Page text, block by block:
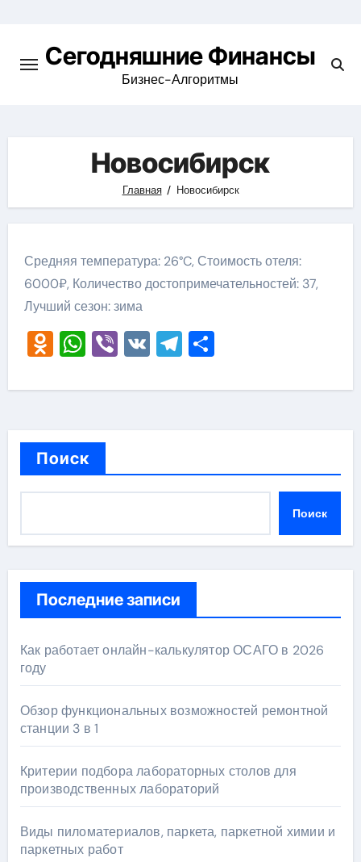
содержимомуСегодняшние Финансы
Бизнес-Алгоритмы
Новосибирск
Главная Новосибирск
Средняя температура: 26°C, Стоимость отеля:
6000₽, Количество достопримечательностей: 37,
Лучший сезон: зима
Odnoklassniki
WhatsApp
Viber
VKTelegram
Отправить
Поиск
Поиск
Последние записи
Как работает онлайн-калькулятор ОСАГО в 2026
году
Обзор функциональных возможностей ремонтной
станции 3 в 1
Критерии подбора лабораторных столов для
производственных лабораторий
Виды пиломатериалов, паркета, паркетной химии и
паркетных работ